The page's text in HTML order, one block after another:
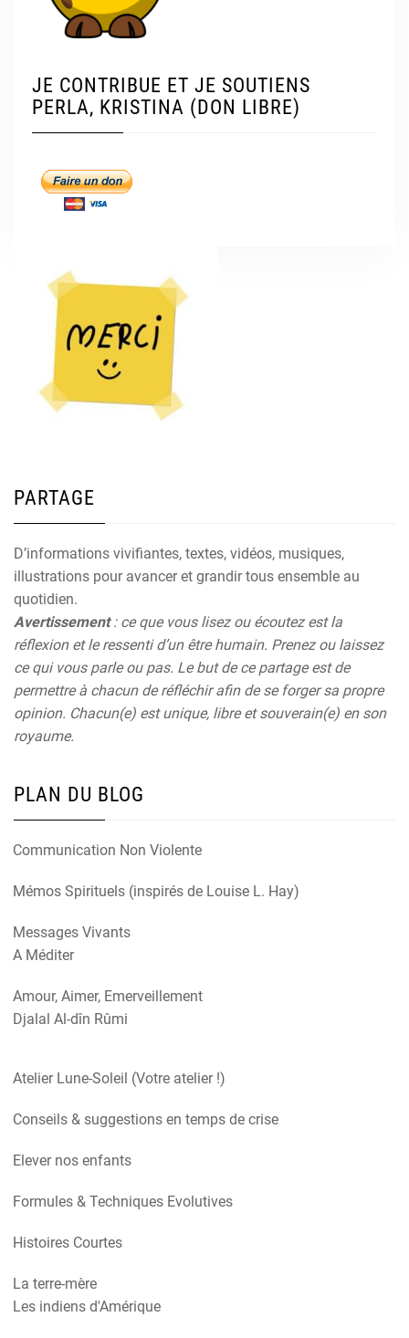
JE CONTRIBUE ET JE SOUTIENS
PERLA, KRISTINA (DON LIBRE)
PARTAGE
D’informations vivifiantes, textes, vidéos, musiques,
illustrations pour avancer et grandir tous ensemble au
quotidien.
Avertissement: ce que vous lisez ou écoutez est la
réflexion et le ressenti d’un être humain. Prenez ou laissez
ce qui vous parle ou pas. Le but de ce partage est de
permettre à chacun de réfléchir afin de se forger sa propre
opinion. Chacun(e) est unique, libre et souverain(e) en son
royaume.
PLAN DU BLOG
Communication Non Violente
Mémos Spirituels (inspirés de Louise L. Hay)
Messages Vivants
A Méditer
Amour, Aimer, Emerveillement
Djalal Al-dîn Rûmi
Atelier Lune-Soleil (Votre atelier !)
Conseils & suggestions en temps de crise
Elever nos enfants
Formules & Techniques Evolutives
Histoires Courtes
La terre-mère
Les indiens d'Amérique